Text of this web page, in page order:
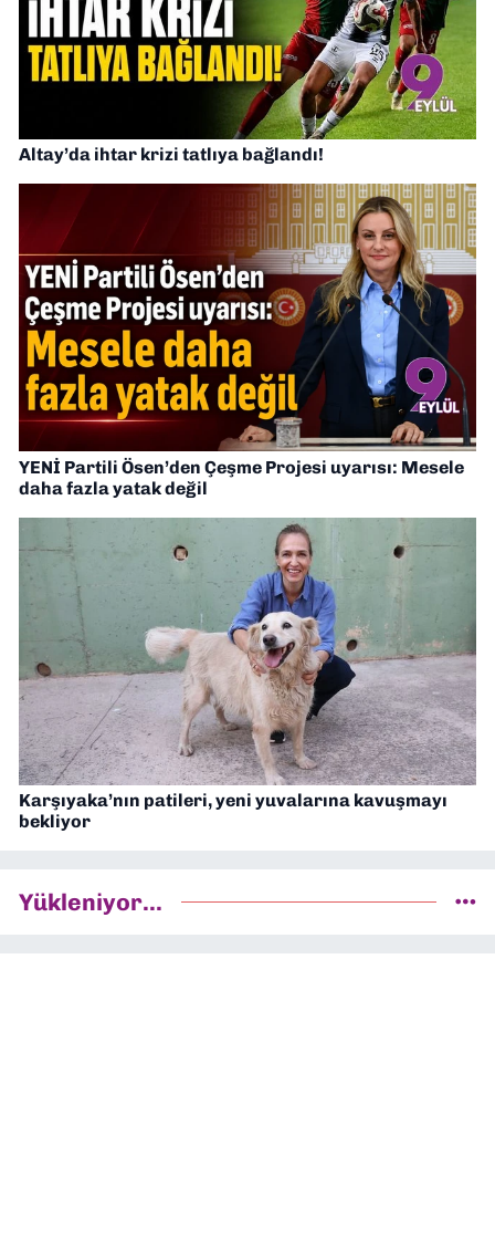
Altay’da ihtar krizi tatlıya bağlandı!
YENİ Partili Ösen’den Çeşme Projesi uyarısı: Mesele
daha fazla yatak değil
Karşıyaka’nın patileri, yeni yuvalarına kavuşmayı
bekliyor
Yükleniyor...